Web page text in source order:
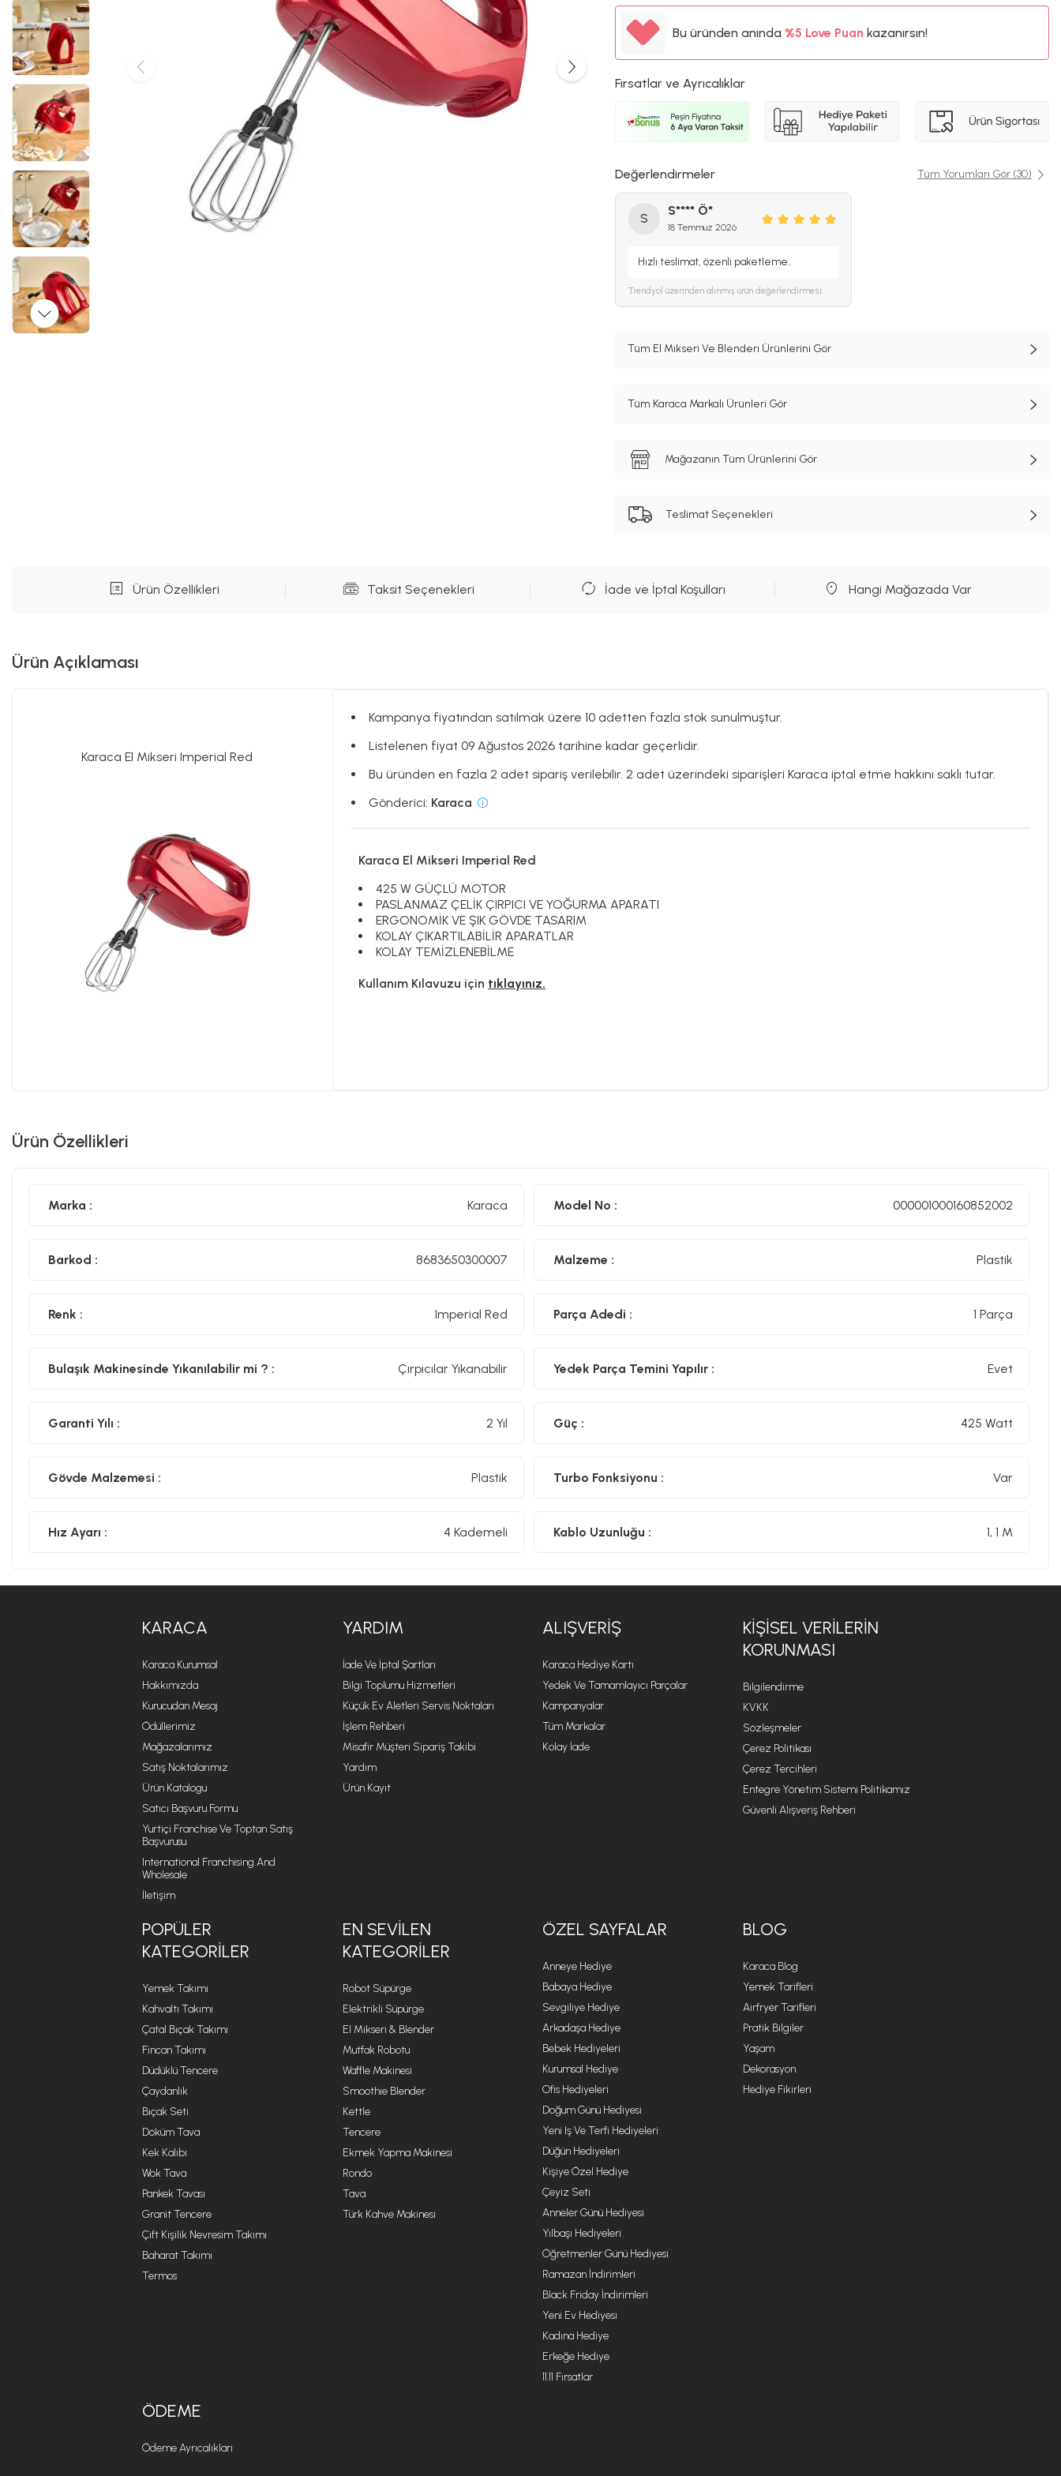
Bu üründen anında %5 Love Puan kazanırsın!
Fırsatlar ve Ayrıcalıklar
Değerlendirmeler Tüm Yorumları Gör (30)
S
S**** Ö*
18 Temmuz 2026
Hızlı teslimat, özenli paketleme..
Trendyol üzerinden alınmış ürün değerlendirmesi.
Tüm El Mikseri Ve Blenderı Ürünlerini Gör
Tüm Karaca Markalı Ürünleri Gör
Mağazanın Tüm Ürünlerini Gör
Teslimat Seçenekleri
Ürün Özellikleri Taksit Seçenekleri İade ve İptal Koşulları Hangi Mağazada Var
Ürün Açıklaması
Karaca El Mikseri Imperial Red
Kampanya fiyatından satılmak üzere 10 adetten fazla stok sunulmuştur.
Listelenen fiyat 09 Ağustos 2026 tarihine kadar geçerlidir.
Bu üründen en fazla 2 adet sipariş verilebilir. 2 adet üzerindeki siparişleri Karaca iptal etme hakkını saklı tutar.
Gönderici: Karaca
Karaca El Mikseri Imperial Red
425 W GÜÇLÜ MOTOR
PASLANMAZ ÇELİK ÇIRPICI VE YOĞURMA APARATI
ERGONOMİK VE ŞIK GÖVDE TASARIM
KOLAY ÇIKARTILABİLİR APARATLAR
KOLAY TEMİZLENEBİLME
Kullanım Kılavuzu için tıklayınız.
Ürün Özellikleri
Marka : Karaca Model No : 000001000160852002
Barkod : 8683650300007 Malzeme : Plastik
Renk : Imperial Red Parça Adedi : 1 Parça
Bulaşık Makinesinde Yıkanılabilir mi ? : Çırpıcılar Yıkanabilir Yedek Parça Temini Yapılır : Evet
Garanti Yılı : 2 Yıl Güç : 425 Watt
Gövde Malzemesi : Plastik Turbo Fonksiyonu : Var
Hız Ayarı : 4 Kademeli Kablo Uzunluğu : 1, 1 M
KARACA
Karaca Kurumsal
Hakkımızda
Kurucudan Mesaj
Ödüllerimiz
Mağazalarımız
Satış Noktalarımız
Ürün Katalogu
Satıcı Başvuru Formu
Yurtiçi Franchise Ve Toptan Satış
Başvurusu
International Franchising And
Wholesale
İletişim
YARDIM
İade Ve İptal Şartları
Bilgi Toplumu Hizmetleri
Küçük Ev Aletleri Servis Noktaları
İşlem Rehberi
Misafir Müşteri Sipariş Takibi
Yardım
Ürün Kayıt
ALIŞVERIŞ
Karaca Hediye Kartı
Yedek Ve Tamamlayıcı Parçalar
Kampanyalar
Tüm Markalar
Kolay İade
KIŞISEL VERILERIN
KORUNMASI
Bilgilendirme
KVKK
Sözleşmeler
Çerez Politikası
Çerez Tercihleri
Entegre Yönetim Sistemi Politikamız
Güvenli Alışveriş Rehberi
POPÜLER
KATEGORILER
Yemek Takımı
Kahvaltı Takımı
Çatal Bıçak Takımı
Fincan Takımı
Düdüklü Tencere
Çaydanlık
Bıçak Seti
Döküm Tava
Kek Kalıbı
Wok Tava
Pankek Tavası
Granit Tencere
Çift Kişilik Nevresim Takımı
Baharat Takımı
Termos
EN SEVILEN
KATEGORILER
Robot Süpürge
Elektrikli Süpürge
El Mikseri & Blender
Mutfak Robotu
Waffle Makinesi
Smoothie Blender
Kettle
Tencere
Ekmek Yapma Makinesi
Rondo
Tava
Türk Kahve Makinesi
ÖZEL SAYFALAR
Anneye Hediye
Babaya Hediye
Sevgiliye Hediye
Arkadaşa Hediye
Bebek Hediyeleri
Kurumsal Hediye
Ofis Hediyeleri
Doğum Günü Hediyesi
Yeni Iş Ve Terfi Hediyeleri
Düğün Hediyeleri
Kişiye Özel Hediye
Çeyiz Seti
Anneler Günü Hediyesi
Yılbaşı Hediyeleri
Öğretmenler Günü Hediyesi
Ramazan İndirimleri
Black Friday İndirimleri
Yeni Ev Hediyesi
Kadına Hediye
Erkeğe Hediye
11.11 Fırsatlar
BLOG
Karaca Blog
Yemek Tarifleri
Airfryer Tarifleri
Pratik Bilgiler
Yaşam
Dekorasyon
Hediye Fikirleri
ÖDEME
Ödeme Ayrıcalıkları